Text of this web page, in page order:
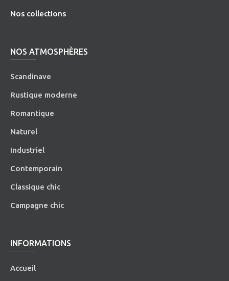
Nos collections
NOS ATMOSPHÈRES
Scandinave
Rustique moderne
Romantique
Naturel
Industriel
Contemporain
Classique chic
Campagne chic
INFORMATIONS
Accueil